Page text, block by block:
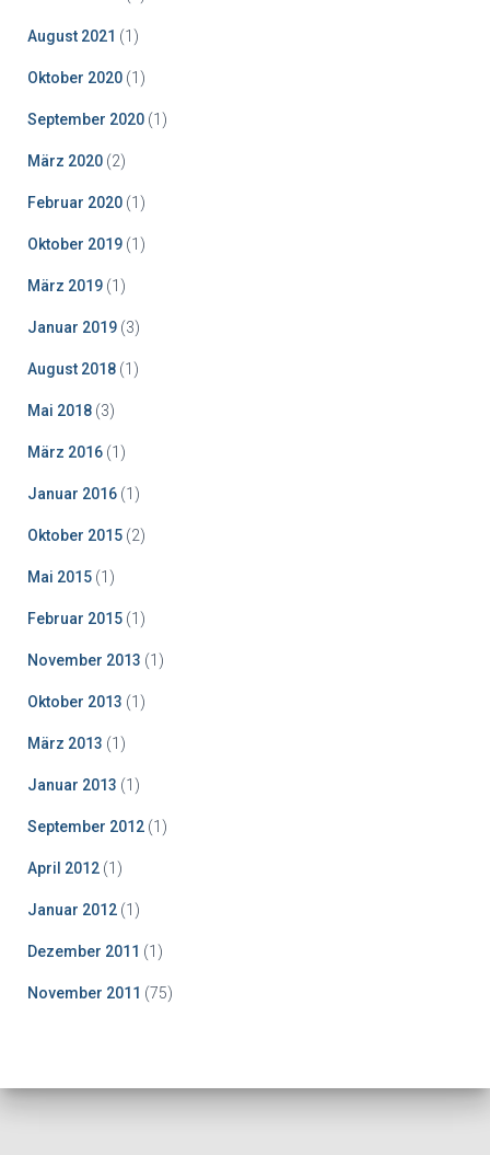
August 2021 (1)
Oktober 2020 (1)
September 2020 (1)
März 2020 (2)
Februar 2020 (1)
Oktober 2019 (1)
März 2019 (1)
Januar 2019 (3)
August 2018 (1)
Mai 2018 (3)
März 2016 (1)
Januar 2016 (1)
Oktober 2015 (2)
Mai 2015 (1)
Februar 2015 (1)
November 2013 (1)
Oktober 2013 (1)
März 2013 (1)
Januar 2013 (1)
September 2012 (1)
April 2012 (1)
Januar 2012 (1)
Dezember 2011 (1)
November 2011 (75)